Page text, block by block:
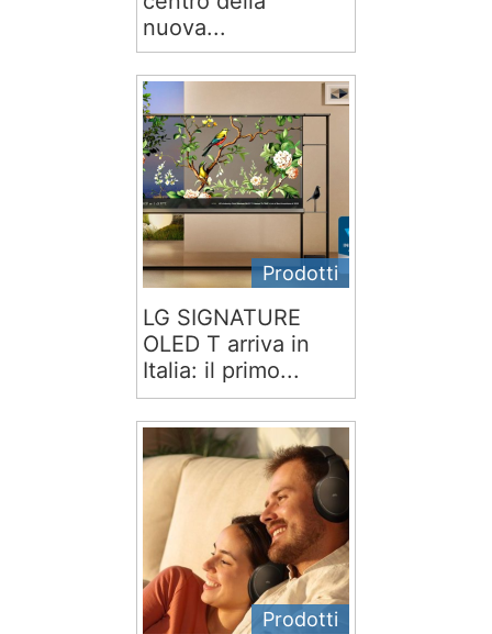
nuova...
Prodotti
LG SIGNATURE
OLED T arriva in
Italia: il primo...
Prodotti